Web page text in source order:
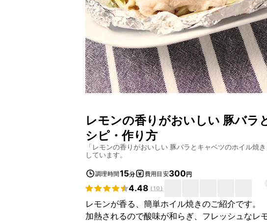
レモンの香りがおいしい 豚バラ
シピ・作り方
「レモンの香りがおいしい 豚バラとキャベツのホイル焼き
しています。
調理時間15分 費用目安300円
4.48 (10)
レモンが香る、簡単ホイル焼きのご紹介です。
加熱されるので酸味が和らぎ、フレッシュなレ